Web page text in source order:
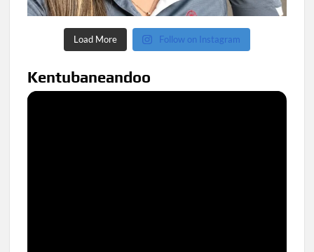
Load More Follow on Instagram
Kentubaneandoo